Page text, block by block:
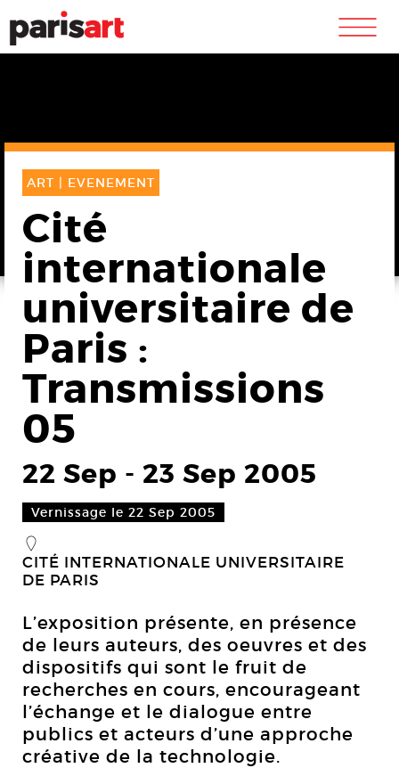
m
ART | EVENEMENT
Cité
internationale
universitaire de
Paris :
Transmissions
05
22 Sep - 23 Sep 2005
Vernissage le 22 Sep 2005
_
CITÉ INTERNATIONALE UNIVERSITAIRE
DE PARIS
L’exposition présente, en présence
de leurs auteurs, des oeuvres et des
dispositifs qui sont le fruit de
recherches en cours, encourageant
l’échange et le dialogue entre
publics et acteurs d’une approche
créative de la technologie.